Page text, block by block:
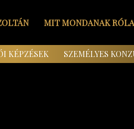
MIT MONDANAK
KÉPZÉSEK SZEMÉLYES